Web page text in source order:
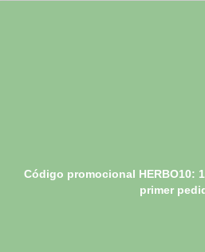
Código promocional HERBO10:
primer